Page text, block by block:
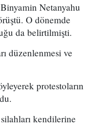
Netanyahu
O dönemde
da belirtilmişti.
düzenlenmesi ve
protestoların
kendilerine